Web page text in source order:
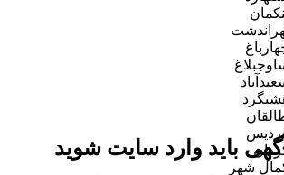
باید وارد سایت شوید
شهر